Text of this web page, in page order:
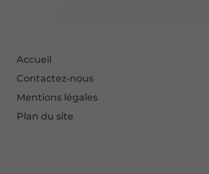
Accueil
Contactez-nous
Mentions légales
Plan du site